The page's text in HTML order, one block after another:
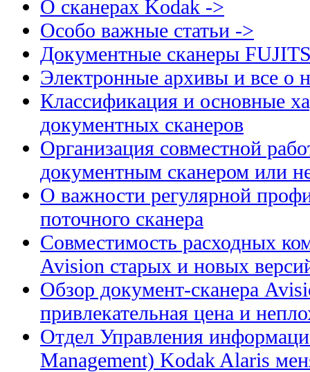
О сканерах Kodak ->
Особо важные статьи ->
Документные сканеры
Электронные архивы и все о
Классификация и основные
документных сканеров
Организация совместной
документным сканером или
О важности регулярной
поточного сканера
Совместимость расходных
Avision старых и новых
Обзор документ-сканера
привлекательная цена и
Отдел Управления
Management) Kodak Alaris